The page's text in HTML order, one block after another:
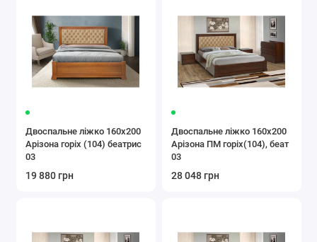
Двоспальне ліжко 160x200
Арізона горіх (104) беатрис
03
19 880 грн
Двоспальне ліжко 160x200
Арізона ПМ горіх(104), беат
03
28 048 грн